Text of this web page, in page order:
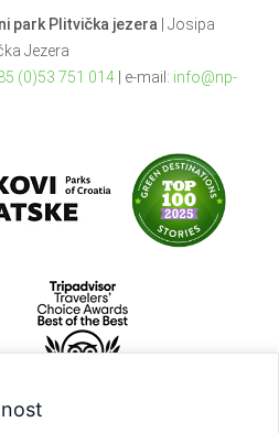
park Plitvička jezera | Josipa
Jezera
(0)53 751 014| e-mail: info@np-